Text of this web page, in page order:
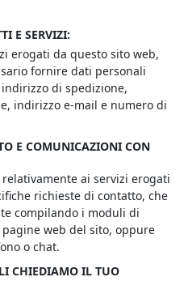
E SERVIZI:
erogati da questo sito web,
fornire dati personali
di spedizione,
indirizzo e-mail e numero di
E COMUNICAZIONI CON
ai servizi erogati
richieste di contatto, che
compilando i moduli di
web del sito, oppure
o chat.
CHIEDIAMO IL TUO